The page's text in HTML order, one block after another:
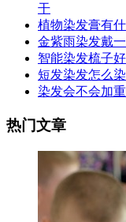
干
植物染发膏有
金紫雨染发戴
智能染发梳子
短发染发怎么
染发会不会加
热门文章